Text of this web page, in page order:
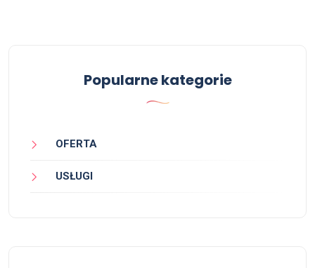
Popularne kategorie
OFERTA
USŁUGI